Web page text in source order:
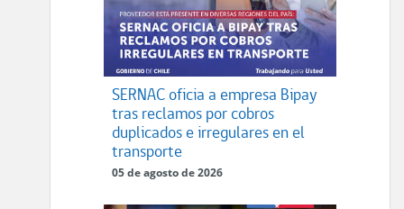
SERNAC oficia a empresa Bipay
tras reclamos por cobros
duplicados e irregulares en el
transporte
05 de agosto de 2026